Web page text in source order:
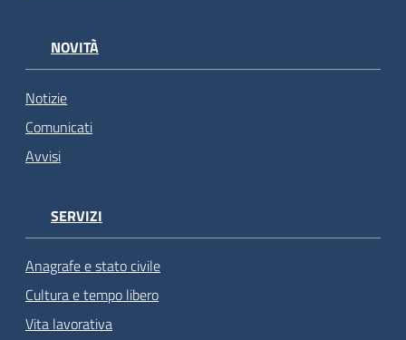
NOVITÀ
Notizie
Comunicati
Avvisi
SERVIZI
Anagrafe e stato civile
Cultura e tempo libero
Vita lavorativa